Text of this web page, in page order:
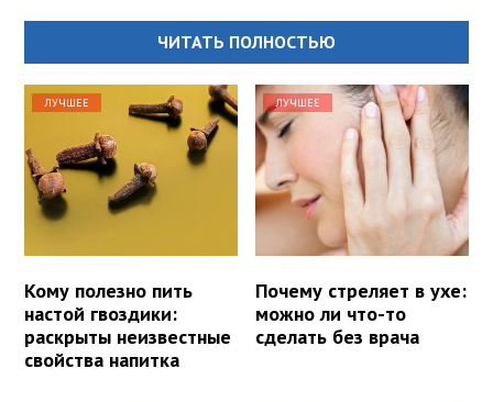
ЧИТАТЬ ПОЛНОСТЬЮ
ЛУЧШЕЕ
Кому полезно пить
настой гвоздики:
раскрыты неизвестные
свойства напитка
ЛУЧШЕЕ
Почему стреляет в ухе:
можно ли что-то
сделать без врача